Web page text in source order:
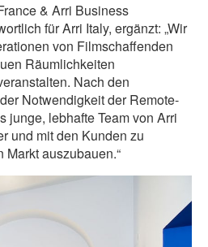
& Arri Business
für Arri Italy, ergänzt: „Wir
von Filmschaffenden
Räumlichkeiten
Nach den
Notwendigkeit der Remote-
junge, lebhafte Team von Arri
und mit den Kunden zu
auszubauen.“